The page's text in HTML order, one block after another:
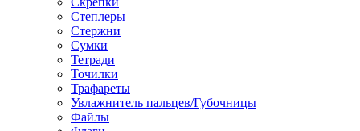
Степлеры
Стержни
Сумки
Тетради
Точилки
Трафареты
Увлажнитель пальцев/Губочницы
Файлы